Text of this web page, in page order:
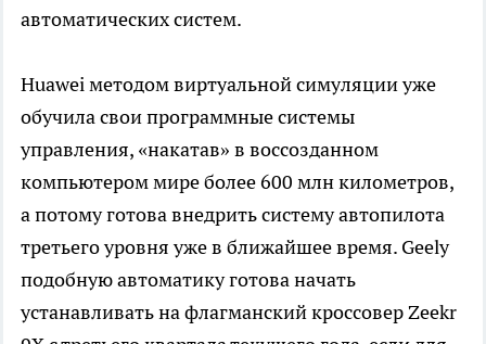
автоматических систем.
Huawei методом виртуальной симуляции уже
обучила свои программные системы
управления, «накатав» в воссозданном
компьютером мире более 600 млн километров,
а потому готова внедрить систему автопилота
третьего уровня уже в ближайшее время. Geely
подобную автоматику готова начать
устанавливать на флагманский кроссовер Zeekr